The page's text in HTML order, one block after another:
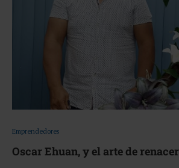
Emprendedores
Oscar Ehuan, y el arte de renacer